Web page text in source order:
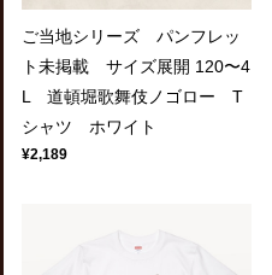
ご当地シリーズ パンフレッ
ト未掲載 サイズ展開 120〜4
L 道頓堀歌舞伎ノゴロー T
シャツ ホワイト
¥2,189